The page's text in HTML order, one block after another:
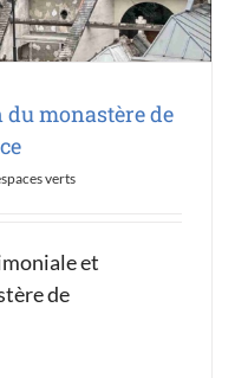
monastère de
verts
et
de